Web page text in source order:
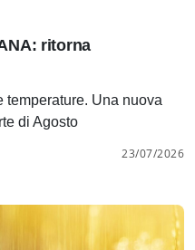
ritorna
temperature. Una nuova
di Agosto
23/07/2026